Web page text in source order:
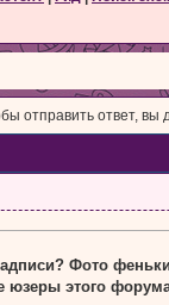
отправить ответ, вы
Фото
этого